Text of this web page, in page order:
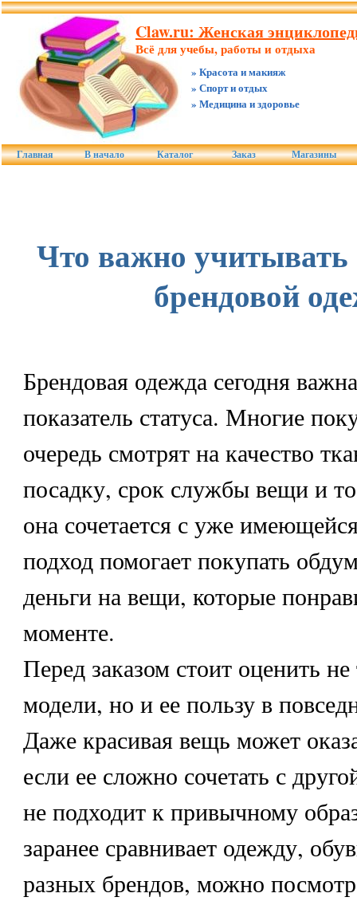
Claw.ru: Женская
Всё для учебы, работы и отдыха
» Красота и макияж
» Спорт и отдых
» Медицина и здоровье
Главная В начало Каталог Заказ Магазины
Что важно учитывать
брендовой
Брендовая одежда сегодня
показатель статуса. Многие
очередь смотрят на качество
посадку, срок службы вещи и
она сочетается с уже
подход помогает покупать
деньги на вещи, которые
моменте.
Перед заказом стоит оценить
модели, но и ее пользу в
Даже красивая вещь может
если ее сложно сочетать с
не подходит к привычному
заранее сравнивает одежду,
разных брендов, можно